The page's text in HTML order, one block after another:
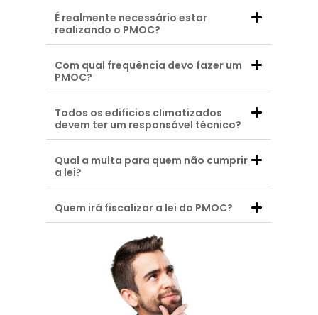
É realmente necessário estar
realizando o PMOC?
Com qual frequência devo fazer um
PMOC?
Todos os edificios climatizados
devem ter um responsável técnico?
Qual a multa para quem não cumprir
a lei?
Quem irá fiscalizar a lei do PMOC?